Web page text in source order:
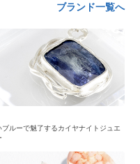
ブランド一覧へ
ブルーで魅了するカイヤナイトジュエ